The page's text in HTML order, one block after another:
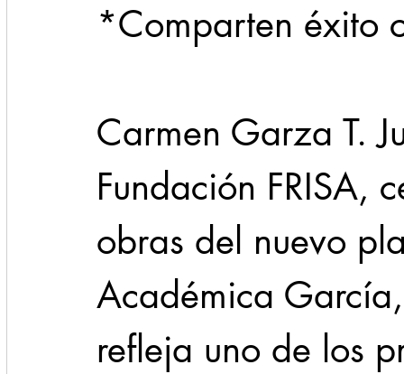
*Comparten éxito
Carmen Garza T.
Fundación FRISA,
obras del nuevo
Académica
refleja uno de los